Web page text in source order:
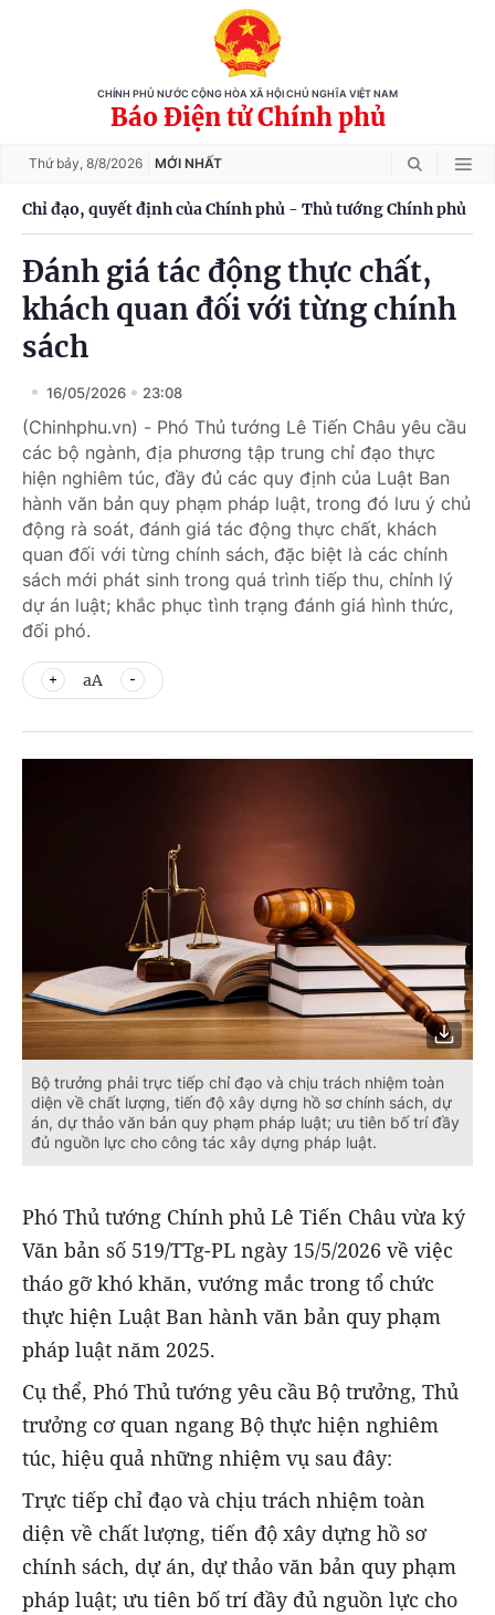
CHÍNH PHỦ NƯỚC CỘNG HÒA XÃ HỘI CHỦ NGHĨA VIỆT NAM
Báo Điện tử Chính phủ
Thứ bảy, 8/8/2026 MỚI NHẤT
Chỉ đạo, quyết định của Chính phủ - Thủ tướng Chính phủ
Đánh giá tác động thực chất,
khách quan đối với từng chính
sách
16/05/2026 23:08
(Chinhphu.vn) - Phó Thủ tướng Lê Tiến Châu yêu cầu
các bộ ngành, địa phương tập trung chỉ đạo thực
hiện nghiêm túc, đầy đủ các quy định của Luật Ban
hành văn bản quy phạm pháp luật, trong đó lưu ý chủ
động rà soát, đánh giá tác động thực chất, khách
quan đối với từng chính sách, đặc biệt là các chính
sách mới phát sinh trong quá trình tiếp thu, chỉnh lý
dự án luật; khắc phục tình trạng đánh giá hình thức,
đối phó.
aA
Bộ trưởng phải trực tiếp chỉ đạo và chịu trách nhiệm toàn
diện về chất lượng, tiến độ xây dựng hồ sơ chính sách, dự
án, dự thảo văn bản quy phạm pháp luật; ưu tiên bố trí đầy
đủ nguồn lực cho công tác xây dựng pháp luật.
Phó Thủ tướng Chính phủ Lê Tiến Châu vừa ký
Văn bản số 519/TTg-PL ngày 15/5/2026 về việc
tháo gỡ khó khăn, vướng mắc trong tổ chức
thực hiện Luật Ban hành văn bản quy phạm
pháp luật năm 2025.
Cụ thể, Phó Thủ tướng yêu cầu Bộ trưởng, Thủ
trưởng cơ quan ngang Bộ thực hiện nghiêm
túc, hiệu quả những nhiệm vụ sau đây:
Trực tiếp chỉ đạo và chịu trách nhiệm toàn
diện về chất lượng, tiến độ xây dựng hồ sơ
chính sách, dự án, dự thảo văn bản quy phạm
pháp luật; ưu tiên bố trí đầy đủ nguồn lực cho